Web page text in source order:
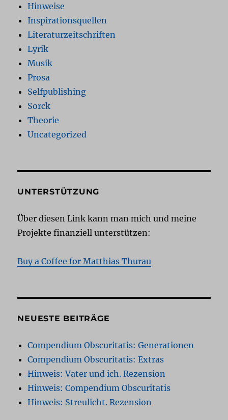
Hinweise
Inspirationsquellen
Literaturzeitschriften
Lyrik
Musik
Prosa
Selfpublishing
Sorck
Theorie
Uncategorized
UNTERSTÜTZUNG
Über diesen Link kann man mich und meine
Projekte finanziell unterstützen:
Buy a Coffee for Matthias Thurau
NEUESTE BEITRÄGE
Compendium Obscuritatis: Generationen
Compendium Obscuritatis: Extras
Hinweis: Vater und ich. Rezension
Hinweis: Compendium Obscuritatis
Hinweis: Streulicht. Rezension